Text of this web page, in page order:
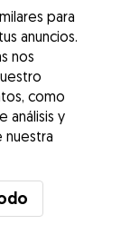
para
anuncios.
nos
como
análisis y
nuestra